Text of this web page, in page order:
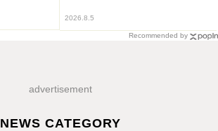
2026.8.5
Recommended by
advertisement
NEWS CATEGORY